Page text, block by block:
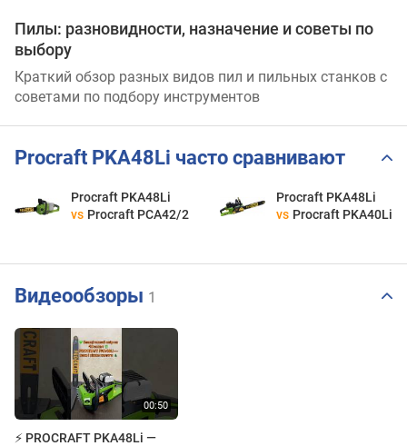
Пилы: разновидности, назначение и советы по
выбору
Краткий обзор разных видов пил и пильных станков с
советами по подбору инструментов
Procraft PKA48Li часто сравнивают
Procraft PKA48Li
vs Procraft PCA42/2
Procraft PKA48Li
vs Procraft PKA40Li
Видеообзоры 1
⚡ PROCRAFT PKA48Li —